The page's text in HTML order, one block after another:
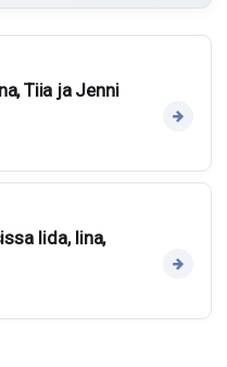
Tiia ja Jenni
Iida, Iina,